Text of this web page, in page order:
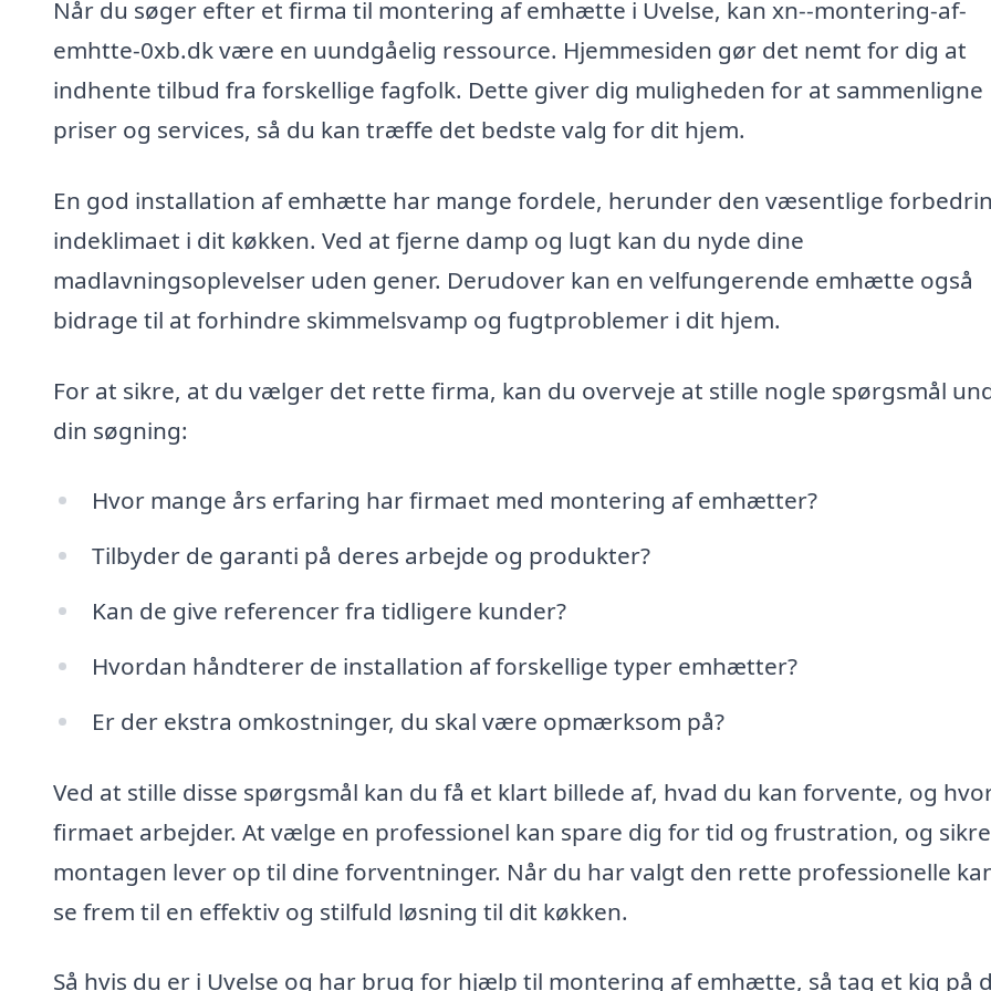
Når du søger efter et firma til montering af emhætte i Uvelse, kan xn--montering-af-
emhtte-0xb.dk være en uundgåelig ressource. Hjemmesiden gør det nemt for dig at
indhente tilbud fra forskellige fagfolk. Dette giver dig muligheden for at sammenligne
priser og services, så du kan træffe det bedste valg for dit hjem.
En god installation af emhætte har mange fordele, herunder den væsentlige
indeklimaet i dit køkken. Ved at fjerne damp og lugt kan du nyde dine
madlavningsoplevelser uden gener. Derudover kan en velfungerende emhætte også
bidrage til at forhindre skimmelsvamp og fugtproblemer i dit hjem.
For at sikre, at du vælger det rette firma, kan du overveje at stille nogle spørgsmål
din søgning:
Hvor mange års erfaring har firmaet med montering af emhætter?
Tilbyder de garanti på deres arbejde og produkter?
Kan de give referencer fra tidligere kunder?
Hvordan håndterer de installation af forskellige typer emhætter?
Er der ekstra omkostninger, du skal være opmærksom på?
Ved at stille disse spørgsmål kan du få et klart billede af, hvad du kan forvente, og
firmaet arbejder. At vælge en professionel kan spare dig for tid og frustration, og
montagen lever op til dine forventninger. Når du har valgt den rette professionelle
se frem til en effektiv og stilfuld løsning til dit køkken.
Så hvis du er i Uvelse og har brug for hjælp til montering af emhætte, så tag et kig på